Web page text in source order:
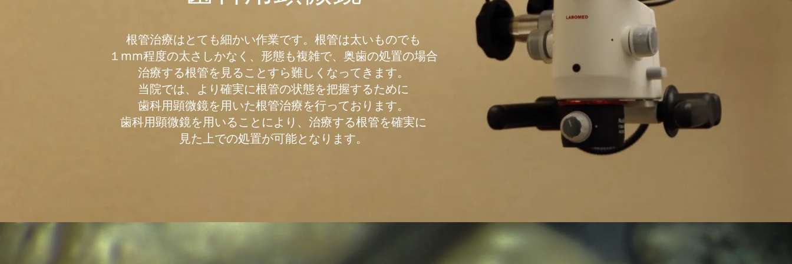
根管治療はとても細かい作業です。根管は太いものでも
１mm程度の太さしかなく、形態も複雑で、奥歯の処置の場合
治療する根管を見ることすら難しくなってきます。
当院では、より確実に根管の状態を把握するために
歯科用顕微鏡を用いた根管治療を行っております。
歯科用顕微鏡を用いることにより、治療する根管を確実に
見た上での処置が可能となります。